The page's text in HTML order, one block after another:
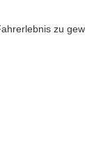
zu